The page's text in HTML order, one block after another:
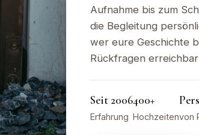
Aufnahme bis zum
die Begleitung
wer eure Geschichte
Rückfragen
Seit 2006
Erfahrung
400+
Hochzeitenvon